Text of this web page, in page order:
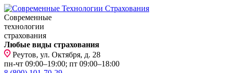
Современные
технологии
страхования
Любые виды страхования
Реутов, ул. Октября, д. 28
пн-чт 09:00–19:00; пт 09:00–18:00